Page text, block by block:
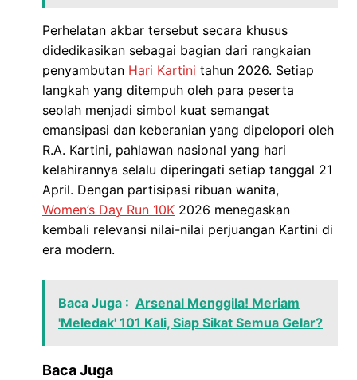
Perhelatan akbar tersebut secara khusus
didedikasikan sebagai bagian dari rangkaian
penyambutan Hari Kartini tahun 2026. Setiap
langkah yang ditempuh oleh para peserta
seolah menjadi simbol kuat semangat
emansipasi dan keberanian yang dipelopori oleh
R.A. Kartini, pahlawan nasional yang hari
kelahirannya selalu diperingati setiap tanggal 21
April. Dengan partisipasi ribuan wanita,
Women’s Day Run 10K 2026 menegaskan
kembali relevansi nilai-nilai perjuangan Kartini di
era modern.
Baca Juga : Arsenal Menggila! Meriam
'Meledak' 101 Kali, Siap Sikat Semua Gelar?
Baca Juga